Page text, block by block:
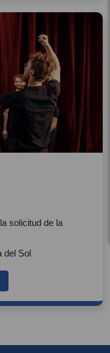
solicitud de la
del Sol